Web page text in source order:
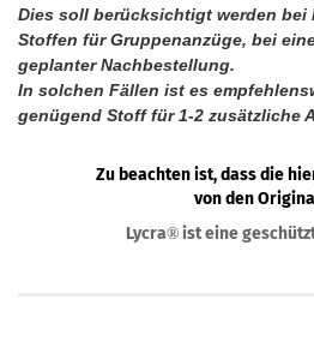
Dies soll berücksichtigt werden bei
Stoffen für Gruppenanzüge, bei
geplanter Nachbestellung.
In solchen Fällen ist es
genügend Stoff für 1-2 zusätzliche
Zu beachten ist, dass die
von den
Lycra® ist eine